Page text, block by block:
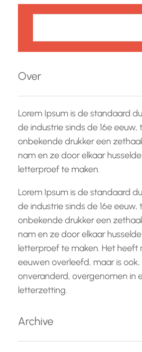
k
n
Over
Lorem Ipsum is de standaard
de industrie sinds de 16e eeuw,
onbekende drukker een
nam en ze door elkaar
letterproef te maken.
Lorem Ipsum is de standaard
de industrie sinds de 16e eeuw,
onbekende drukker een
nam en ze door elkaar
letterproef te maken. Het heeft
eeuwen overleefd, maar is
onveranderd, overgenomen in
letterzetting.
Archive